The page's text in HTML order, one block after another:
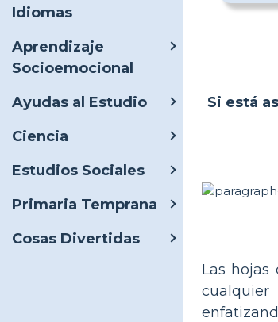
Idiomas
Aprendizaje
Socioemocional
Ayudas al Estudio
Ciencia
Estudios Sociales
Primaria Temprana
Cosas Divertidas
Si está
Las hojas